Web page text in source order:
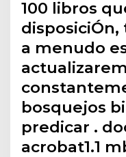
100 libros
a menudo
bosquejos
predicar .
acrobat1.1